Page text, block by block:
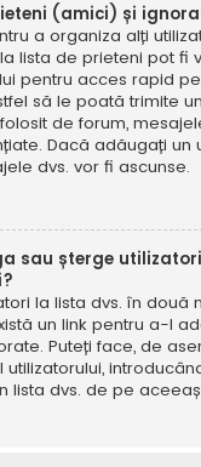
(amici) și
a organiza alți
lista de prieteni pot fi
pentru acces rapid
să le poată trimite
de forum,
Dacă adăugați un
dvs. vor fi ascunse.
sau șterge
la lista dvs. în două
un link pentru a-l
Puteți face, de
lista dvs. de pe